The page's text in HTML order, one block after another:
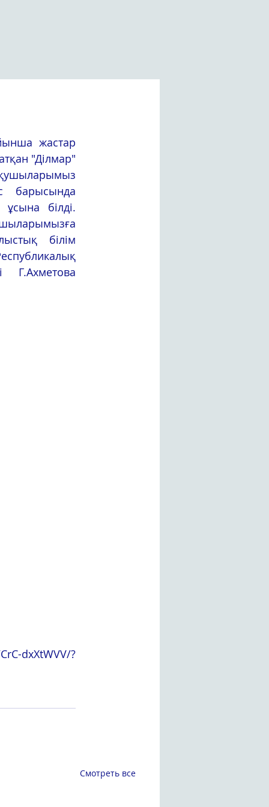
"Ділмар"
барысында
білді.
білім
Г.Ахметова
dxXtWVV/?
Смотреть все